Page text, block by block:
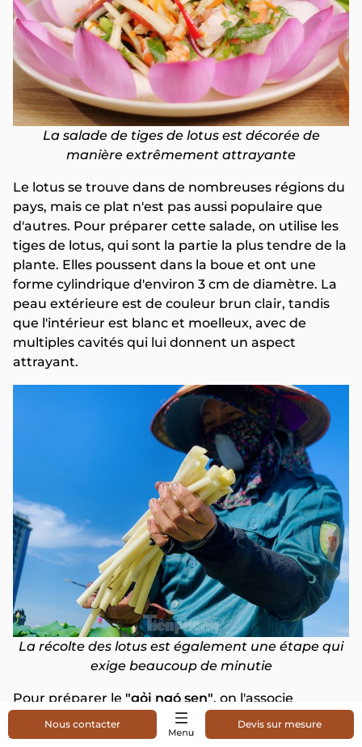
La salade de tiges de lotus est décorée de
manière extrêmement attrayante
Le lotus se trouve dans de nombreuses régions du
pays, mais ce plat n'est pas aussi populaire que
d'autres. Pour préparer cette salade, on utilise les
tiges de lotus, qui sont la partie la plus tendre de la
plante. Elles poussent dans la boue et ont une
forme cylindrique d'environ 3 cm de diamètre. La
peau extérieure est de couleur brun clair, tandis
que l'intérieur est blanc et moelleux, avec de
multiples cavités qui lui donnent un aspect
attrayant.
La récolte des lotus est également une étape qui
exige beaucoup de minutie
Pour préparer le "gỏi ngó sen", on l'associe
souvent à des crevettes, de la poitrine de porc ou
des oreilles de porc pour enrichir la saveur. La
Nous contacter Devis sur mesure